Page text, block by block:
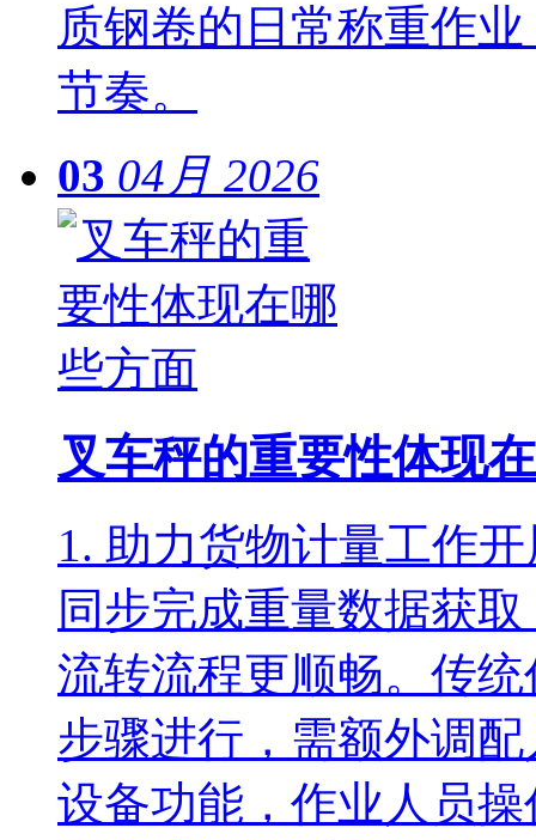
质钢卷的日常称重作
节奏。
03 04月 2026
叉车秤的重要性体现
1. 助力货物计量工作
同步完成重量数据获
流转流程更顺畅。传
步骤进行，需额外调
设备功能，作业人员